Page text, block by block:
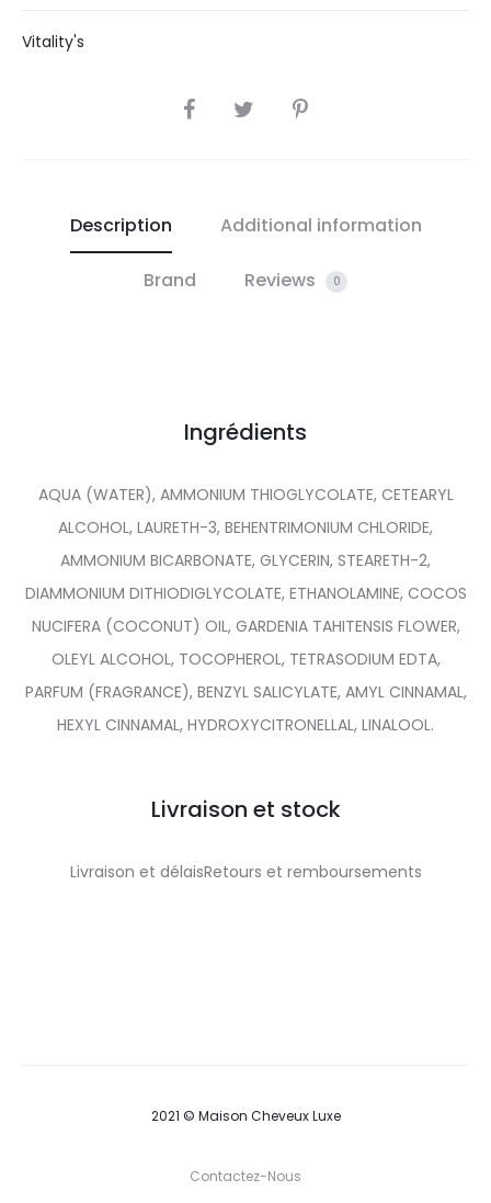
Vitality's
SHARE
Description Additional information
Brand Reviews 0
Ingrédients
AQUA (WATER), AMMONIUM THIOGLYCOLATE, CETEARYL
ALCOHOL, LAURETH-3, BEHENTRIMONIUM CHLORIDE,
AMMONIUM BICARBONATE, GLYCERIN, STEARETH-2,
DIAMMONIUM DITHIODIGLYCOLATE, ETHANOLAMINE, COCOS
NUCIFERA (COCONUT) OIL, GARDENIA TAHITENSIS FLOWER,
OLEYL ALCOHOL, TOCOPHEROL, TETRASODIUM EDTA,
PARFUM (FRAGRANCE), BENZYL SALICYLATE, AMYL CINNAMAL,
HEXYL CINNAMAL, HYDROXYCITRONELLAL, LINALOOL.
Livraison et stock
Livraison et délaisRetours et remboursements
2021 © Maison Cheveux Luxe
Contactez-Nous